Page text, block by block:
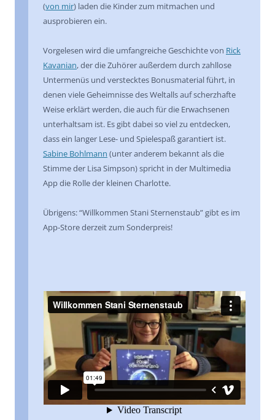
(von mir) laden die Kinder zum mitmachen und
ausprobieren ein.
Vorgelesen wird die umfangreiche Geschichte von Rick
Kavanian, der die Zuhörer außerdem durch zahllose
Untermenüs und verstecktes Bonusmaterial führt, in
denen viele Geheimnisse des Weltalls auf scherzhafte
Weise erklärt werden, die auch für die Erwachsenen
unterhaltsam ist. Es gibt dabei so viel zu entdecken,
dass ein langer Lese- und Spielespaß garantiert ist.
Sabine Bohlmann (unter anderem bekannt als die
Stimme der Lisa Simpson) spricht in der Multimedia
App die Rolle der kleinen Charlotte.
Übrigens: “Willkommen Stani Sternenstaub” gibt es im
App-Store derzeit zum Sonderpreis!